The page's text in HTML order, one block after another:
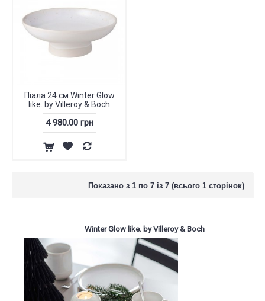
Піала 24 см Winter Glow
like. by Villeroy & Boch
4 980.00 грн
Показано з 1 по 7 із 7 (всього 1 сторінок)
Winter Glow like. by Villeroy & Boch